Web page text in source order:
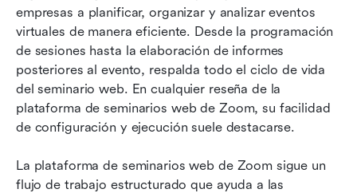
empresas a planificar, organizar y analizar eventos
virtuales de manera eficiente. Desde la programación
de sesiones hasta la elaboración de informes
posteriores al evento, respalda todo el ciclo de vida
del seminario web. En cualquier reseña de la
plataforma de seminarios web de Zoom, su facilidad
de configuración y ejecución suele destacarse.
La plataforma de seminarios web de Zoom sigue un
flujo de trabajo estructurado que ayuda a las